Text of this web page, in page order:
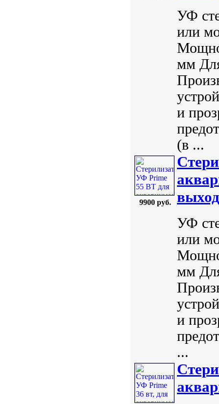
УФ
или
мм
и
(в ...
9900 руб.
УФ
или
мм
и
...